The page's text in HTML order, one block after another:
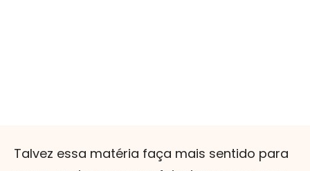
Talvez essa matéria faça mais sentido para